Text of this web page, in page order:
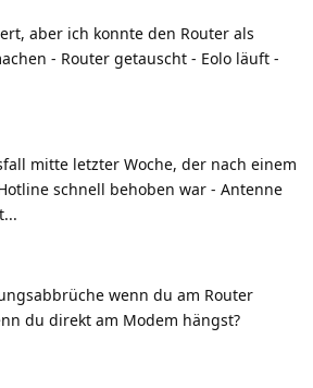
aber ich konnte den Router als
- Router getauscht - Eolo läuft -
mitte letzter Woche, der nach einem
schnell behoben war - Antenne
wenn du am Router
du direkt am Modem hängst?